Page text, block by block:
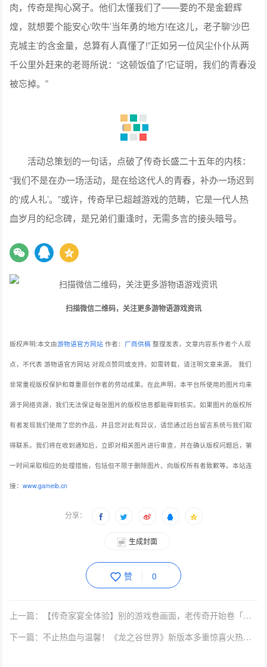
肉，传奇是掏心窝子。他们太懂我们了——要的不是金碧辉
煌，就想要个能安心‘吹牛’当年勇的地方!在这儿，老子聊‘沙巴
克城主’的含金量，总算有人真懂了!”正如另一位风尘仆仆从两
千公里外赶来的老哥所说：“这顿饭值了!它证明，我们的青春没
被忘掉。”
活动总策划的一句话，点破了传奇长盛二十五年的内核：
“我们不是在办一场活动，是在给这代人的青春，补办一场迟到
的‘成人礼’。”或许，传奇早已超越游戏的范畴，它是一代人热
血岁月的纪念碑，是兄弟们重逢时，无需多言的接头暗号。
扫描微信二维码，关注更多游物语游戏资讯
版权声明:本文由游物语官方网站 作者： 厂商供稿 整理发表，文章内容系作者个人观
点，不代表 游物语官方网站 对观点赞同或支持。如需转载，请注明文章来源。 我们
非常重视版权保护和尊重原创作者的劳动成果。在此声明，本平台所使用的图片均来
源于网络资源，我们无法保证每张图片的版权信息都能得到核实。如果图片的版权所
有者发现我们使用了您的作品，并且您对此有异议，请您通过后台留言系统与我们取
得联系。我们将在收到通知后，立即对相关图片进行审查，并在确认版权问题后，第
一时间采取相应的处理措施，包括但不限于删除图片、向版权所有者致歉等。本站连
接：www.gameib.cn
分享：
生成封面
赞 0
上一篇：【传奇家宴全体验】别的游戏卷画面，老传奇开始卷「走心」了
下一篇：不止热血与温馨！《龙之谷世界》新版本多重惊喜火热来袭！